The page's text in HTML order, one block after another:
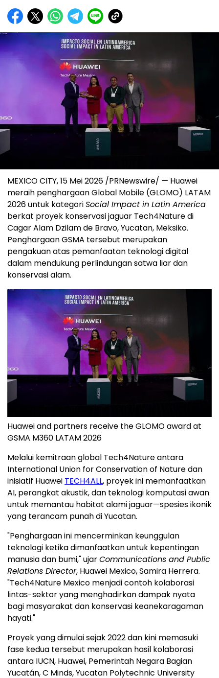
MEXICO CITY, 15 Mei 2026 /PRNewswire/ — Huawei
meraih penghargaan Global Mobile (GLOMO) LATAM
2026 untuk kategoriSocial Impact in Latin America
berkat proyek konservasi jaguar Tech4Nature di
Cagar Alam Dzilam de Bravo, Yucatan, Meksiko.
Penghargaan GSMA tersebut merupakan
pengakuan atas pemanfaatan teknologi digital
dalam mendukung perlindungan satwa liar dan
konservasi alam.
Huawei and partners receive the GLOMO award at
GSMA M360 LATAM 2026
Melalui kemitraan global Tech4Nature antara
International Union for Conservation of Nature dan
inisiatif Huawei TECH4ALL, proyek ini memanfaatkan
AI, perangkat akustik, dan teknologi komputasi awan
untuk memantau habitat alami jaguar—spesies ikonik
yang terancam punah di Yucatan.
"Penghargaan ini mencerminkan keunggulan
teknologi ketika dimanfaatkan untuk kepentingan
manusia dan bumi," ujarCommunications and Public
Relations Director, Huawei Mexico, Samira Herrera.
"Tech4Nature Mexico menjadi contoh kolaborasi
lintas-sektor yang menghadirkan dampak nyata
bagi masyarakat dan konservasi keanekaragaman
hayati."
Proyek yang dimulai sejak 2022 dan kini memasuki
fase kedua tersebut merupakan hasil kolaborasi
antara IUCN, Huawei, Pemerintah Negara Bagian
Yucatán, C Minds, Yucatan Polytechnic University